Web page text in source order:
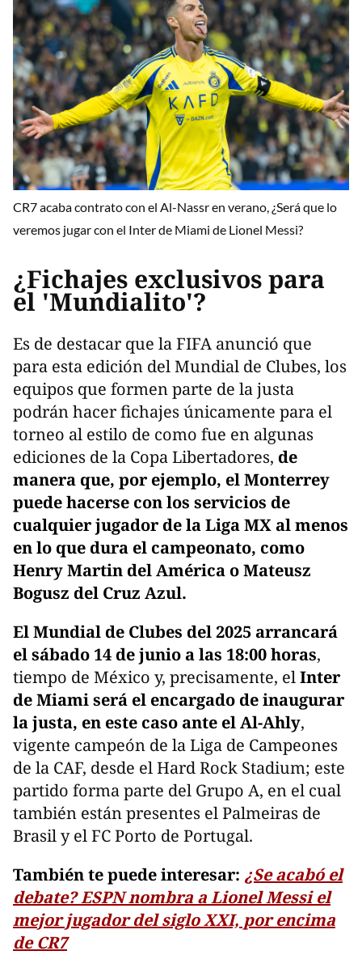
CR7 acaba contrato con el Al-Nassr en verano, ¿Será que lo
veremos jugar con el Inter de Miami de Lionel Messi?
¿Fichajes exclusivos para
el 'Mundialito'?
Es de destacar que la FIFA anunció que
para esta edición del Mundial de Clubes, los
equipos que formen parte de la justa
podrán hacer fichajes únicamente para el
torneo al estilo de como fue en algunas
ediciones de la Copa Libertadores, de
manera que, por ejemplo, el Monterrey
puede hacerse con los servicios de
cualquier jugador de la Liga MX al menos
en lo que dura el campeonato, como
Henry Martin del América o Mateusz
Bogusz del Cruz Azul.
El Mundial de Clubes del 2025 arrancará
el sábado 14 de junio a las 18:00 horas,
tiempo de México y, precisamente, elInter
de Miami será el encargado de inaugurar
la justa, en este caso ante el Al-Ahly,
vigente campeón de la Liga de Campeones
de la CAF, desde el Hard Rock Stadium; este
partido forma parte del Grupo A, en el cual
también están presentes el Palmeiras de
Brasil y el FC Porto de Portugal.
También te puede interesar: ¿Se acabó el
debate? ESPN nombra a Lionel Messi el
mejor jugador del siglo XXI, por encima
de CR7